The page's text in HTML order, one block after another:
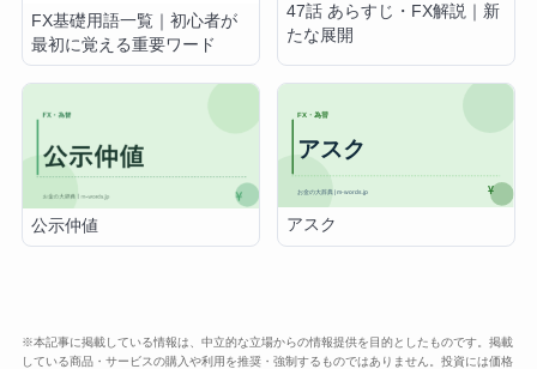
FX基礎用語一覧｜初心者が
最初に覚える重要ワード
47話 あらすじ・FX解説｜新
たな展開
公示仲値 アスク
※本記事に掲載している情報は、中立的な立場からの情報提供を目的としたものです。掲載
している商品・サービスの購入や利用を推奨・強制するものではありません。投資には価格